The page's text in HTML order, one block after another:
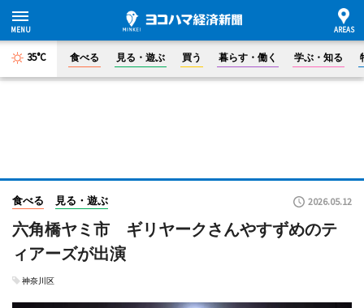
35°C 食べる 見る・遊ぶ 買う 暮らす・働く 学ぶ・知る
食べる 見る・遊ぶ 2026.05.12
六角橋ヤミ市 ギリヤークさんやすずめのテ
ィアーズが出演
神奈川区